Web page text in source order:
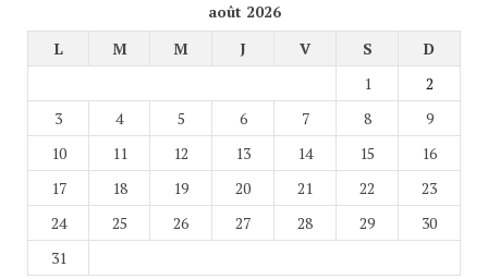
août 2026
L
M M J V S
D
1
2
3
4 5 6 7 8
9
10
11 12 13 14 15
16
17
18 19 20 21 22
23
24
25 26 27 28 29
30
31